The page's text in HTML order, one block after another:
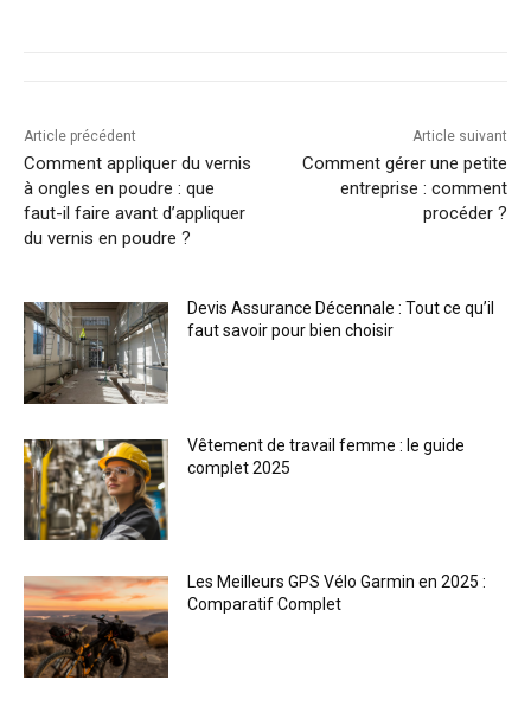
Article précédent
Comment appliquer du vernis
à ongles en poudre : que
faut-il faire avant d’appliquer
du vernis en poudre ?
Article suivant
Comment gérer une petite
entreprise : comment
procéder ?
Devis Assurance Décennale : Tout ce qu’il
faut savoir pour bien choisir
Vêtement de travail femme : le guide
complet 2025
Les Meilleurs GPS Vélo Garmin en 2025 :
Comparatif Complet